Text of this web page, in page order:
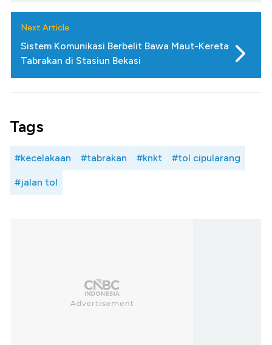
Next Article
Sistem Komunikasi Berbelit Bawa Maut-Kereta
Tabrakan di Stasiun Bekasi
Tags
#kecelakaan #tabrakan #knkt #tol cipularang
#jalan tol